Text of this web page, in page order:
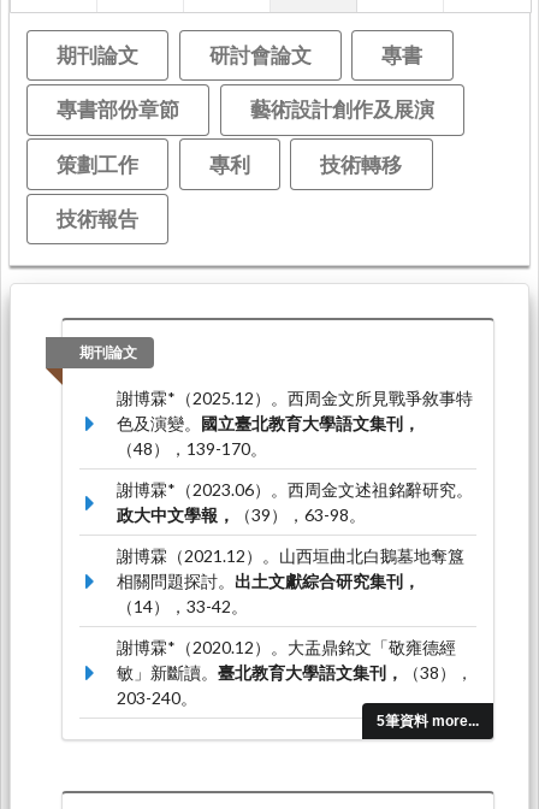
期刊論文 研討會論文 專書
專書部份章節 藝術設計創作及展演
策劃工作 專利 技術轉移
技術報告
期刊論文
5筆資料 more...
謝博霖*（2025.12）。西周金文所見戰爭敘事特
色及演變。 國立臺北教育大學語文集刊，
（48），139-170。
謝博霖*（2023.06）。西周金文述祖銘辭研究。
政大中文學報，
（39），63-98。
謝博霖（2021.12）。山西垣曲北白鵝墓地奪簋
相關問題探討。 出土文獻綜合研究集刊，
（14），33-42。
謝博霖*（2020.12）。大盂鼎銘文「敬雍德經
敏」新斷讀。 臺北教育大學語文集刊，
（38），
203-240。
謝博霖（2018.12）。西周金文貴族副職說再